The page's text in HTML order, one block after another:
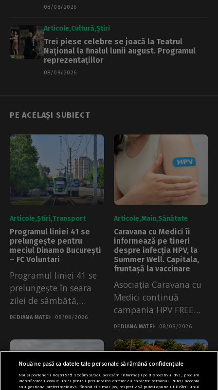
08/08/2026
Articole Cultură Știri
Trei piese celebre se joacă la Teatrul
Național la finalul lunii august. Programul
reprezentațiilor
08/08/2026
PE ACELAȘI SUBIECT
Articole Știri Transport
Programul liniei 41 se
prelungește pentru
meciul Dinamo București
– FC Voluntari
Programul liniei 41 se
prelungește în seara
zilei de sâmbătă,
08.08.2026. Măsura a...
DE DIANA MATEI 08/08/2026
Articole Main Sănătate
Caravana cu Medici îi
informează pe tineri
despre infecția HPV, la
Summer Well. Capitala,
fruntașă la vaccinare
Asociația Caravana cu
Medici continuă
campania HPV FREE
City la Summer Well....
DE DIANA MATEI 08/08/2026
Nouă ne pasă ca datele tale personale să rămână confidențiale
Noi și partenerii noștri915 stocăm și/sau accesăm informații pe dispozitivul dvs., precum
identificatorii cookie unici pentru prelucrarea datelor cu caracter personal. Puteți accepta
sau gestiona preferințele dvs. făcând clic mai jos, respectiv vă puteți opune utilizării unui